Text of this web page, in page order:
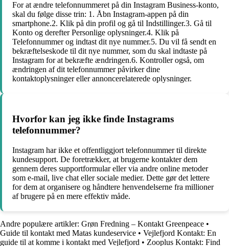
For at ændre telefonnummeret på din Instagram Business-konto,
skal du følge disse trin: 1. Åbn Instagram-appen på din
smartphone.2. Klik på din profil og gå til Indstillinger.3. Gå til
Konto og derefter Personlige oplysninger.4. Klik på
Telefonnummer og indtast dit nye nummer.5. Du vil få sendt en
bekræftelseskode til dit nye nummer, som du skal indtaste på
Instagram for at bekræfte ændringen.6. Kontroller også, om
ændringen af dit telefonnummer påvirker dine
kontaktoplysninger eller annoncerelaterede oplysninger.
Hvorfor kan jeg ikke finde Instagrams
telefonnummer?
Instagram har ikke et offentliggjort telefonnummer til direkte
kundesupport. De foretrækker, at brugerne kontakter dem
gennem deres supportformular eller via andre online metoder
som e-mail, live chat eller sociale medier. Dette gør det lettere
for dem at organisere og håndtere henvendelserne fra millioner
af brugere på en mere effektiv måde.
Andre populære artikler: Grøn Fredning – Kontakt Greenpeace •
Guide til kontakt med Matas kundeservice • Vejlefjord Kontakt: En
guide til at komme i kontakt med Vejlefjord • Zooplus Kontakt: Find